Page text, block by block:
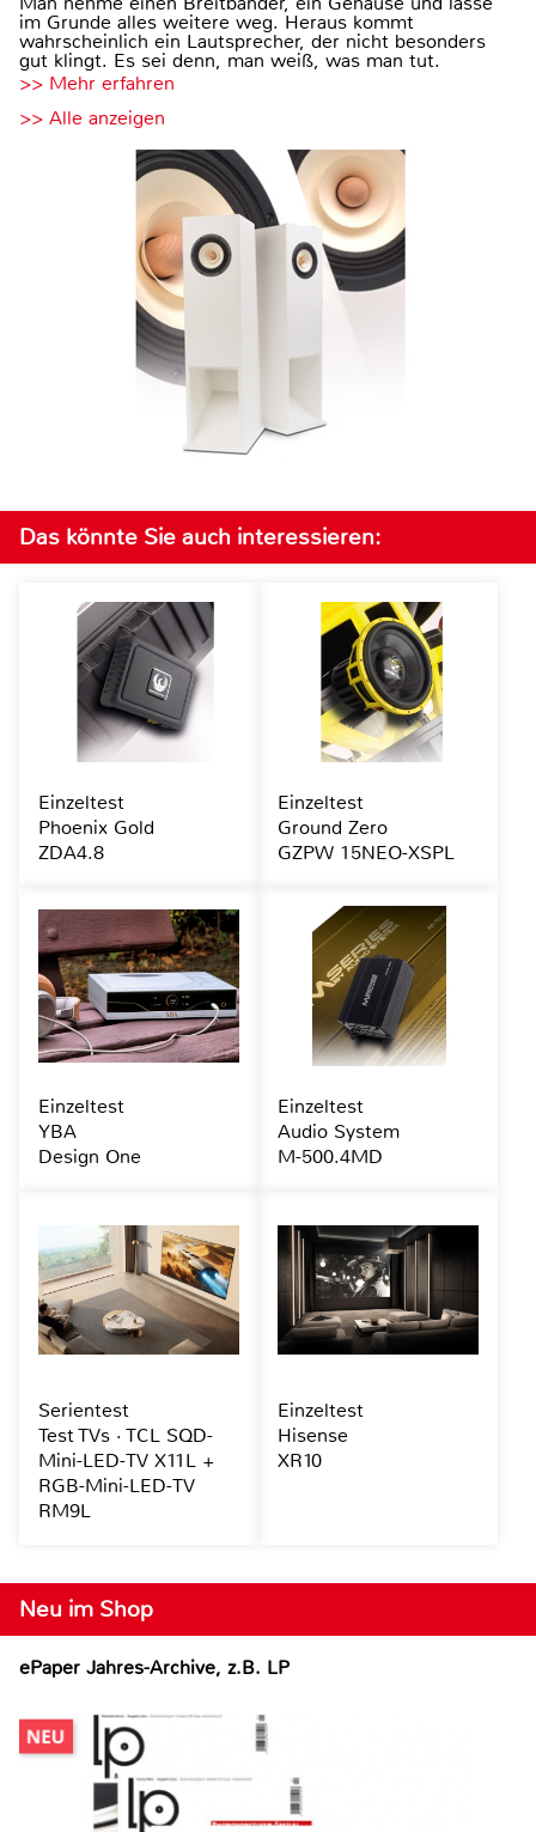
im Grunde alles weitere weg. Heraus kommt
wahrscheinlich ein Lautsprecher, der nicht besonders
gut klingt. Es sei denn, man weiß, was man tut.
>> Mehr erfahren
>> Alle anzeigen
Neu im Shop
ePaper Jahres-Archive, z.B. LP
Das könnte Sie auch interessieren:
Einzeltest
Phoenix Gold
ZDA4.8
Einzeltest
Ground Zero
GZPW 15NEO-XSPL
Einzeltest
YBA
Design One
Einzeltest
Audio System
M-500.4MD
Serientest
Test TVs · TCL SQD-
Mini-LED-TV X11L +
RGB-Mini-LED-TV
RM9L
Einzeltest
Hisense
XR10